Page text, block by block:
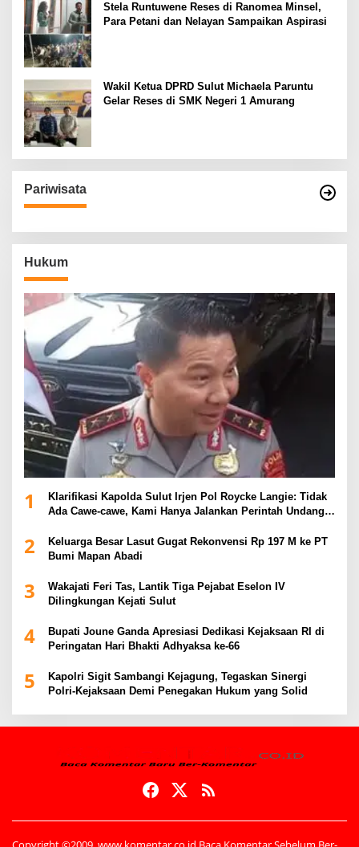
Stela Runtuwene Reses di Ranomea Minsel,
Para Petani dan Nelayan Sampaikan Aspirasi
Wakil Ketua DPRD Sulut Michaela Paruntu
Gelar Reses di SMK Negeri 1 Amurang
Pariwisata
Hukum
1
Klarifikasi Kapolda Sulut Irjen Pol Roycke Langie: Tidak
Ada Cawe-cawe, Kami Hanya Jalankan Perintah Undang-
2
Keluarga Besar Lasut Gugat Rekonvensi Rp 197 M ke PT
Bumi Mapan Abadi
3
Wakajati Feri Tas, Lantik Tiga Pejabat Eselon IV
Dilingkungan Kejati Sulut
4
Bupati Joune Ganda Apresiasi Dedikasi Kejaksaan RI di
Peringatan Hari Bhakti Adhyaksa ke-66
5
Kapolri Sigit Sambangi Kejagung, Tegaskan Sinergi
Polri-Kejaksaan Demi Penegakan Hukum yang Solid